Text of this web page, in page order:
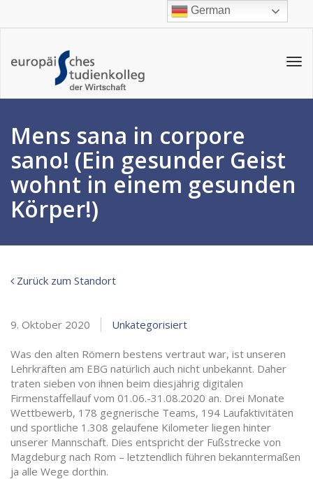
Mens sana in corpore
sano! (Ein gesunder Geist
wohnt in einem gesunden
Körper!)
Zurück zum Standort
9. Oktober 2020 Unkategorisiert
Was den alten Römern bestens vertraut war, ist unseren
Lehrkräften am EBG natürlich auch nicht unbekannt. Daher
traten sieben von ihnen beim diesjährig digitalen
Firmenstaffellauf vom 01.06.-31.08.2020 an. Drei Monate
Wettbewerb, 178 gegnerische Teams, 194 Laufaktivitäten
und sportliche 1.308 gelaufene Kilometer liegen hinter
unserer Mannschaft. Dies entspricht der Fußstrecke von
Magdeburg nach Rom – letztendlich führen bekanntermaßen
ja alle Wege dorthin.
German